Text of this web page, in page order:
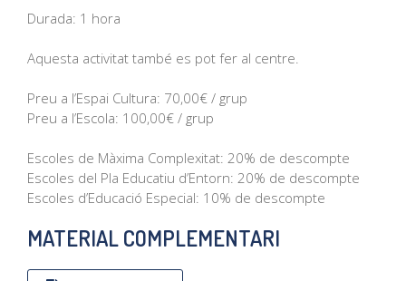
Durada: 1 hora
Aquesta activitat també es pot fer al centre.
Preu a l’Espai Cultura: 70,00€ / grup
Preu a l’Escola: 100,00€ / grup
Escoles de Màxima Complexitat: 20% de descompte
Escoles del Pla Educatiu d’Entorn: 20% de descompte
Escoles d’Educació Especial: 10% de descompte
MATERIAL COMPLEMENTARI